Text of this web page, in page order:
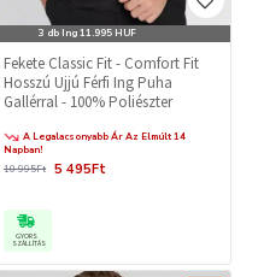
3 db Ing 11.995 HUF
Fekete Classic Fit - Comfort Fit
Hosszú Ujjú Férfi Ing Puha
Gallérral - 100% Poliészter
A Legalacsonyabb Ár Az Elmúlt 14
Napban!
5 495Ft
10 995Ft
GYORS
SZÁLLÍTÁS